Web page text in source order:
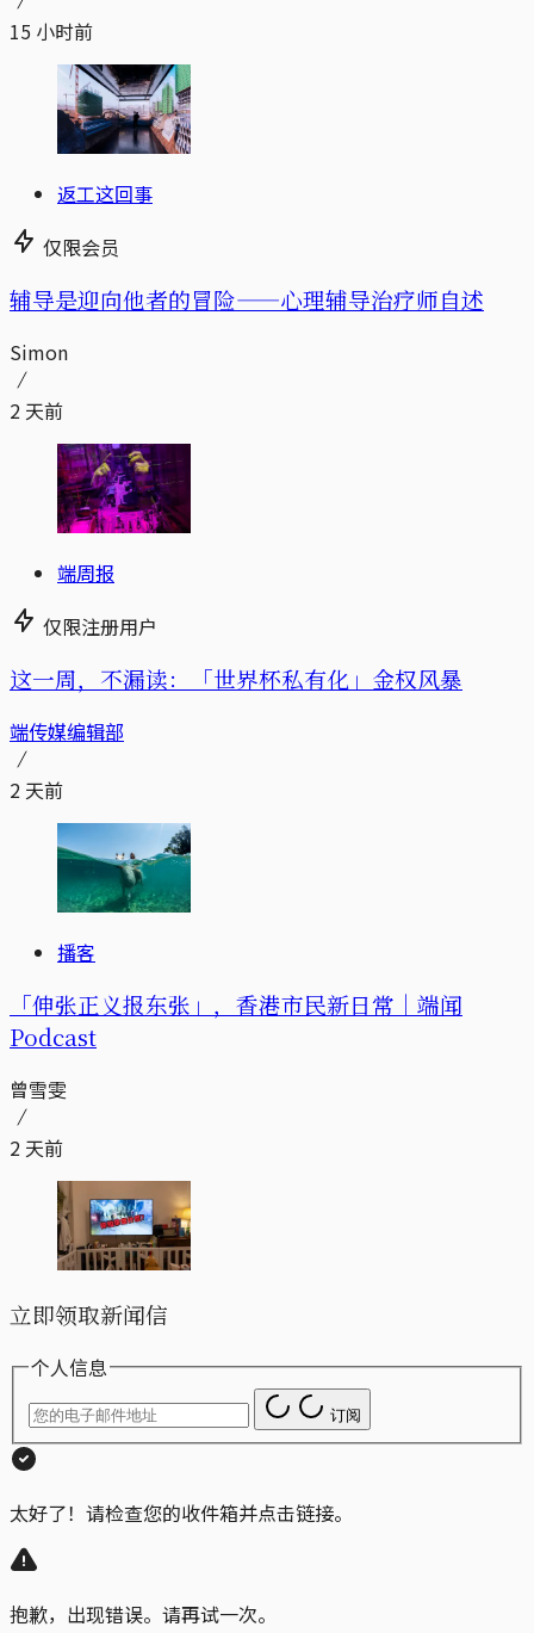
15 小时前
返工这回事
仅限会员
辅导是迎向他者的冒险——心理辅导治疗师自述
Simon
2 天前
端周报
仅限注册用户
这一周，不漏读：「世界杯私有化」金权风暴
端传媒编辑部
2 天前
播客
「伸张正义报东张」，香港市民新日常｜端闻
Podcast
曾雪雯
2 天前
立即领取新闻信
个人信息
订阅
太好了！请检查您的收件箱并点击链接。
抱歉，出现错误。请再试一次。